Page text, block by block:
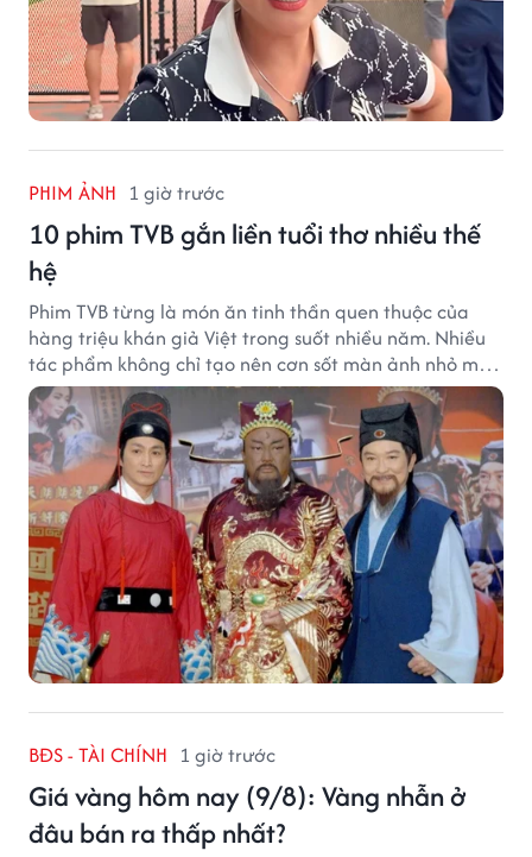
PHIM ẢNH 1 giờ trước
10 phim TVB gắn liền tuổi thơ nhiều thế
hệ
Phim TVB từng là món ăn tinh thần quen thuộc của
hàng triệu khán giả Việt trong suốt nhiều năm. Nhiều
tác phẩm không chỉ tạo nên cơn sốt màn ảnh nhỏ mà
còn trở thành ký ức khó quên của cả một thế hệ.
BĐS - TÀI CHÍNH 1 giờ trước
Giá vàng hôm nay (9/8): Vàng nhẫn ở
đâu bán ra thấp nhất?